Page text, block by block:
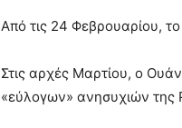
Από τις 24 Φεβρουαρίου,
Στις αρχές Μαρτίου, ο
«εύλογων» ανησυχιών της